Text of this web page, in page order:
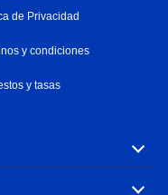
de Privacidad
y condiciones
y tasas
aéreas baratas por